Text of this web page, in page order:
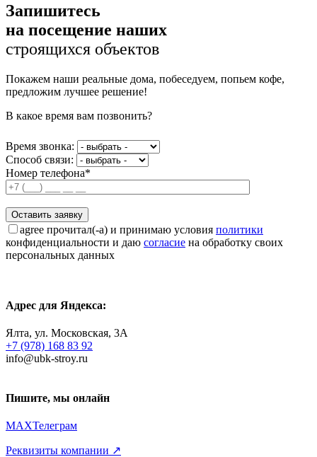
Запишитесь
на посещение наших
строящихся объектов
Покажем наши реальные дома, побеседуем, попьем кофе,
предложим лучшее решение!
В какое время вам позвонить?
Время звонка:
Способ связи:
Номер телефона*
agree прочитал(-а) и принимаю условия политики
конфиденциальности и даю согласие на обработку своих
персональных данных
Адрес для Яндекса:
Ялта, ул. Московская, 3А
+7 (978) 168 83 92
info@ubk-stroy.ru
Пишите, мы онлайн
MAXТелеграм
Реквизиты компании ↗